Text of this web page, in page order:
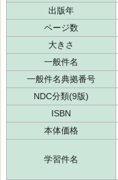
出版年
ページ数
大きさ
一般件名
一般件名典拠番号
NDC分類(9版)
ISBN
本体価格
学習件名